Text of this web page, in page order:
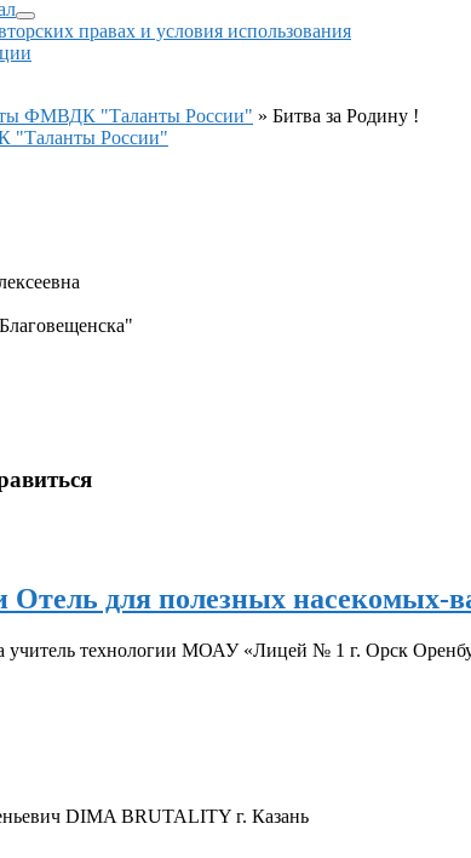
правах и условия использования
ФМВДК "Таланты России" » Битва за Родину !
"Таланты России"
Отель для полезных насекомых-
технологии МОАУ «Лицей № 1 г. Орск
DIMA BRUTALITY г. Казань